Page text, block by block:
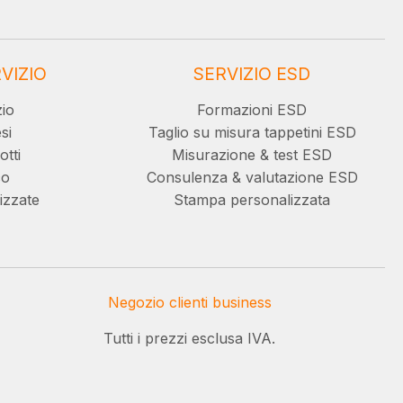
SERVIZIO ESD
Formazioni ESD
Taglio su misura tappetini ESD
Misurazione & test ESD
Consulenza & valutazione ESD
Stampa personalizzata
Negozio clienti business
Tutti i prezzi esclusa IVA.